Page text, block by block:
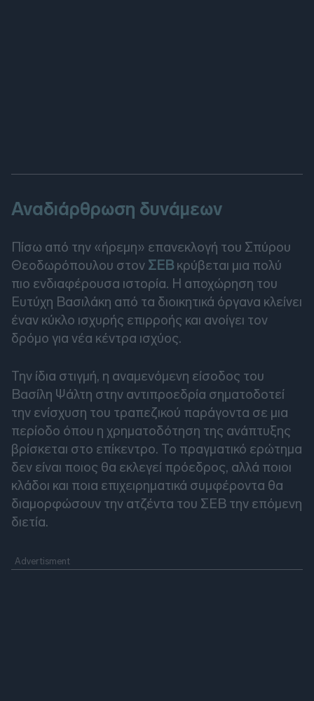
Αναδιάρθρωση δυνάμεων
Πίσω από την «ήρεμη» επανεκλογή του Σπύρου
Θεοδωρόπουλου στον ΣΕΒ κρύβεται μια πολύ
πιο ενδιαφέρουσα ιστορία. Η αποχώρηση του
Ευτύχη Βασιλάκη από τα διοικητικά όργανα κλείνει
έναν κύκλο ισχυρής επιρροής και ανοίγει τον
δρόμο για νέα κέντρα ισχύος.
Την ίδια στιγμή, η αναμενόμενη είσοδος του
Βασίλη Ψάλτη στην αντιπροεδρία σηματοδοτεί
την ενίσχυση του τραπεζικού παράγοντα σε μια
περίοδο όπου η χρηματοδότηση της ανάπτυξης
βρίσκεται στο επίκεντρο. Το πραγματικό ερώτημα
δεν είναι ποιος θα εκλεγεί πρόεδρος, αλλά ποιοι
κλάδοι και ποια επιχειρηματικά συμφέροντα θα
διαμορφώσουν την ατζέντα του ΣΕΒ την επόμενη
διετία.